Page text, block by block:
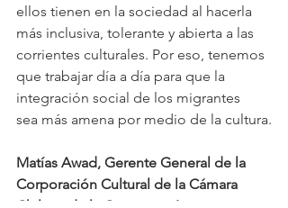
ellos tienen en la sociedad al hacerla
más inclusiva, tolerante y abierta a las
corrientes culturales. Por eso, tenemos
que trabajar día a día para que la
integración social de los migrantes
sea más amena por medio de la cultura.
Matías Awad, Gerente General de la
Corporación Cultural de la Cámara